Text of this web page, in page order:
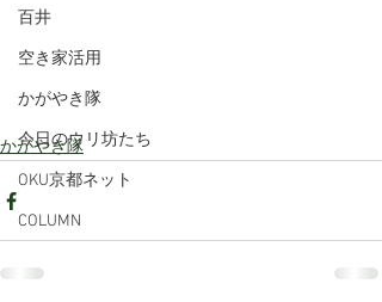
百井
空き家活用
かがやき隊
今日のウリ坊たち
OKU京都ネット
COLUMN
かがやき隊